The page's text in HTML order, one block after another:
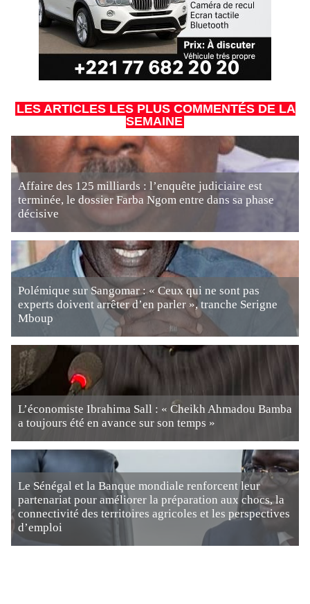
LES ARTICLES LES PLUS COMMENTÉS DE LA
SEMAINE
Affaire des 125 milliards : l’enquête judiciaire est
terminée, le dossier Farba Ngom entre dans sa phase
décisive
Polémique sur Sangomar : « Ceux qui ne sont pas
experts doivent arrêter d’en parler », tranche Serigne
Mboup
L’économiste Ibrahima Sall : « Cheikh Ahmadou Bamba
a toujours été en avance sur son temps »
Le Sénégal et la Banque mondiale renforcent leur
partenariat pour améliorer la préparation aux chocs, la
connectivité des territoires agricoles et les perspectives
d’emploi